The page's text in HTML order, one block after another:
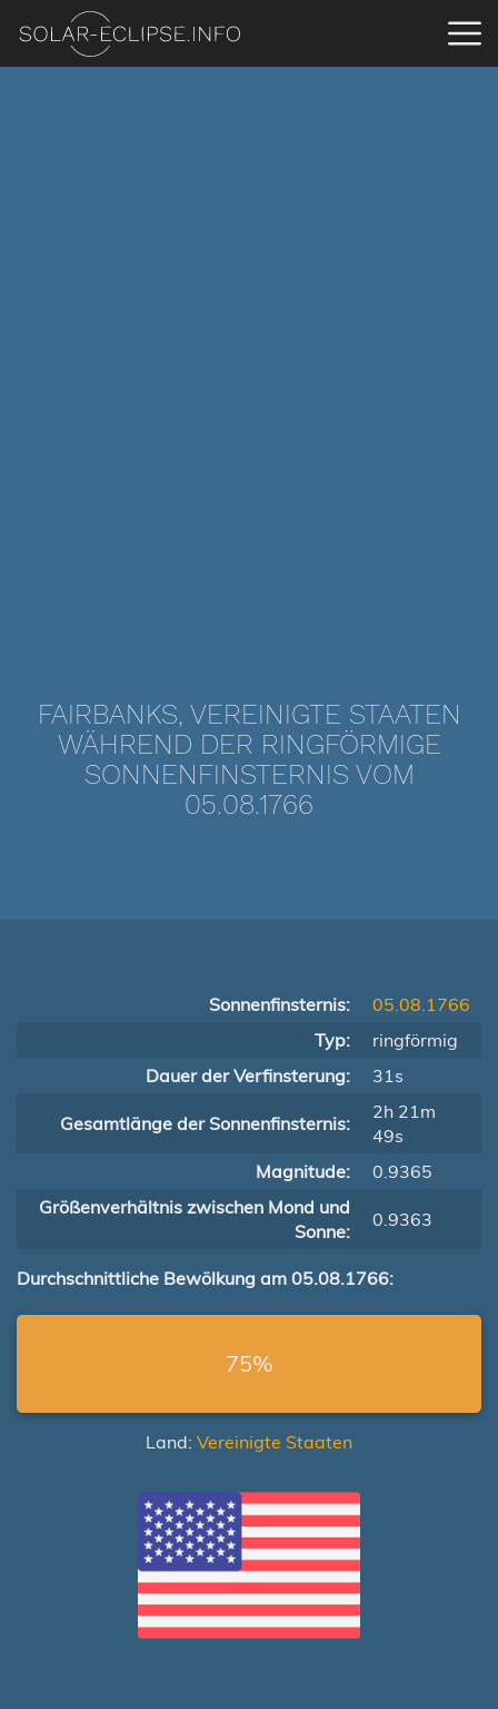
FAIRBANKS, VEREINIGTE STAATEN
WÄHREND DER RINGFÖRMIGE
SONNENFINSTERNIS VOM
05.08.1766
Sonnenfinsternis:
05.08.1766
Typ:
ringförmig
Dauer der Verfinsterung:
31s
Gesamtlänge der Sonnenfinsternis:
2h 21m
49s
Magnitude:
0.9365
Größenverhältnis zwischen Mond und
Sonne:
0.9363
Durchschnittliche Bewölkung am 05.08.1766:
75%
Land: Vereinigte Staaten